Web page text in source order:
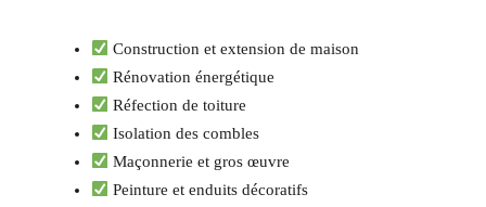
Construction et extension de maison
Rénovation énergétique
Réfection de toiture
Isolation des combles
Maçonnerie et gros œuvre
Peinture et enduits décoratifs